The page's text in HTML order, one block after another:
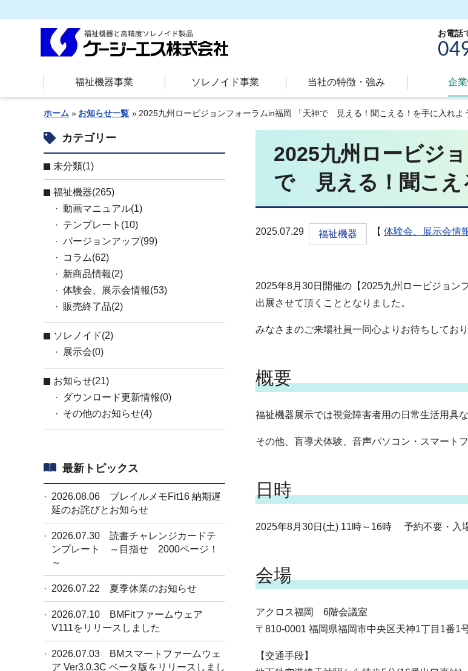
お電話
福祉機器事業 ソレノイド事業 当社の特徴・強み
現
在
の
ペ
ー
属
企
ホーム お知らせ一覧 2025九州ロービジョンフォーラムin福岡 「天神で 見える！聞こえる！を手に入れよ
お知らせ
カテゴリー
未分類(1)
福祉機器(265)
動画マニュアル(1)
テンプレート(10)
バージョンアップ(99)
コラム(62)
新商品情報(2)
体験会、展示会情報(53)
販売終了品(2)
ソレノイド(2)
展示会(0)
お知らせ(21)
ダウンロード更新情報(0)
その他のお知らせ(4)
最新トピックス
2026.08.06
ブレイルメモFit16 納期遅
延のお詫びとお知らせ
2026.07.30
読書チャレンジカードテ
ンプレート ～目指せ 2000ページ！
～
2026.07.22 夏季休業のお知らせ
2026.07.10
BMFitファームウェア
V111をリリースしました
2026.07.03
BMスマートファームウェ
ア Ver3.0.3C ベータ版をリリースしまし
2025九州ロービジ
で 見える！聞こえ
2025.07.29 福祉機器 【体験会、展示会情
2025年8月30日開催の【2025九州ロービジョ
出展させて頂くこととなりました。
みなさまのご来場社員一同心よりお待ちしており
概要
福祉機器展示では視覚障害者用の日常生活用具
その他、盲導犬体験、音声パソコン・スマート
日時
2025年8月30日(土) 11時～16時 予約不要・入
会場
アクロス福岡 6階会議室
〒810-0001 福岡県福岡市中央区天神1丁目1番1
【交通手段】